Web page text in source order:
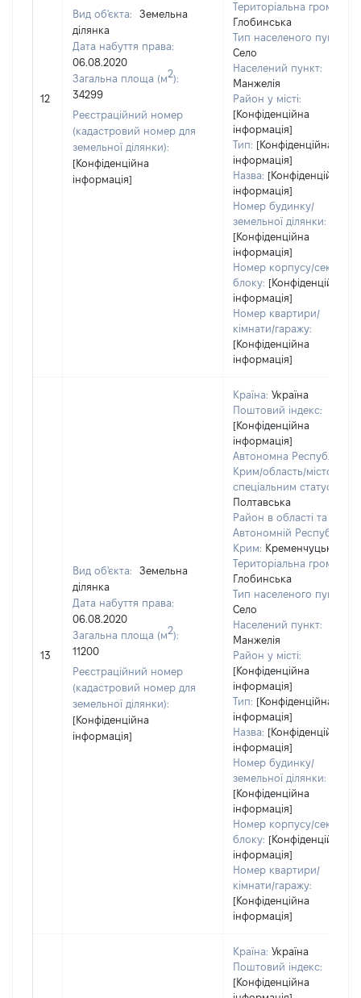
12
Вид об'єкта:
Земельна
ділянка
Дата набуття права:
06.08.2020
Загальна площа (м2):
34299
Реєстраційний номер
(кадастровий номер для
земельної ділянки):
[Конфіденційна
інформація]
Територіальна громада:
Глобинська
Тип населеного пункту:
Село
Населений пункт:
Манжелія
Район у місті:
[Конфіденційна
інформація]
Тип: [Конфіденційна
інформація]
Назва: [Конфіденційна
інформація]
Номер будинку/
земельної ділянки:
[Конфіденційна
інформація]
Номер корпусу/секції/
блоку: [Конфіденційна
інформація]
Номер квартири/
кімнати/гаражу:
[Конфіденційна
інформація]
13
Вид об'єкта:
Земельна
ділянка
Дата набуття права:
06.08.2020
Загальна площа (м2):
11200
Реєстраційний номер
(кадастровий номер для
земельної ділянки):
[Конфіденційна
інформація]
Країна: Україна
Поштовий індекс:
[Конфіденційна
інформація]
Автономна Республіка
Крим/область/місто зі
спеціальним статусом:
Полтавська
Район в області та
Автономній Республіці
Крим: Кременчуцький
Територіальна громада:
Глобинська
Тип населеного пункту:
Село
Населений пункт:
Манжелія
Район у місті:
[Конфіденційна
інформація]
Тип: [Конфіденційна
інформація]
Назва: [Конфіденційна
інформація]
Номер будинку/
земельної ділянки:
[Конфіденційна
інформація]
Номер корпусу/секції/
блоку: [Конфіденційна
інформація]
Номер квартири/
кімнати/гаражу:
[Конфіденційна
інформація]
Країна: Україна
Поштовий індекс:
[Конфіденційна